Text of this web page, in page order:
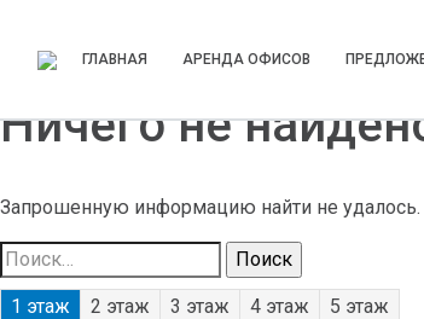
ГЛАВНАЯ АРЕНДА ОФИСОВ
Ничего не
Запрошенную информацию найти не удалось.
Найти:
1 этаж 2 этаж 3 этаж 4 этаж 5 этаж